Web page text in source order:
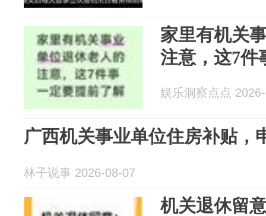
家里有机关
注意，这7件
娱乐洞察点点
广西机关事业单位住房补贴，
林子说事 2026-08-07
机关退休留